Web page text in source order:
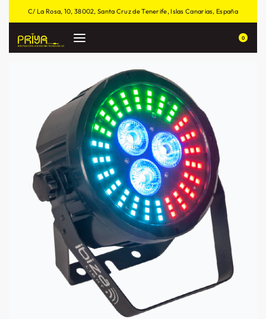
C/ La Rosa, 10, 38002, Santa Cruz de Tenerife, Islas Canarias, España
0